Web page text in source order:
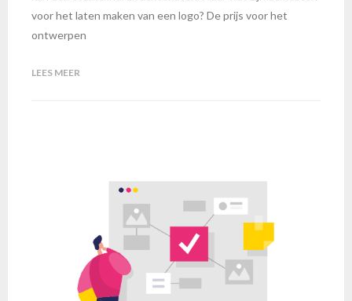
voor het laten maken van een logo? De prijs voor het
ontwerpen
LEES MEER